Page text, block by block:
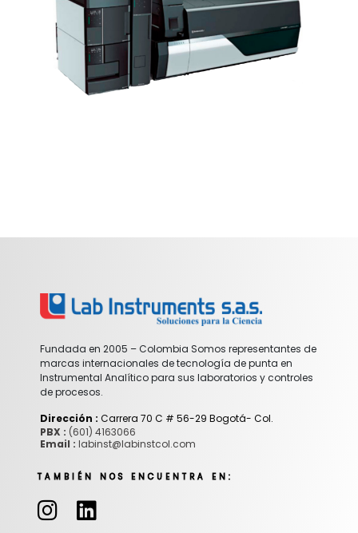
Fundada en 2005 – Colombia Somos representantes de
marcas internacionales de tecnología de punta en
Instrumental Analítico para sus laboratorios y controles
de procesos.
Dirección : Carrera 70 C # 56-29 Bogotá- Col.
PBX : (601) 4163066
Email : labinst@labinstcol.com
TAMBIÉN NOS ENCUENTRA EN:
I
n
L
i